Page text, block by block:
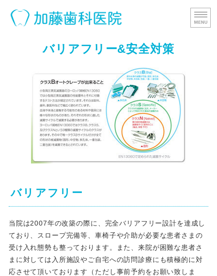
バリアフリー＆安全対策
スタッフ紹介
バリアフリー&安全対策
バリアフリー
当院は2007年の改築の際に、完全バリアフリー設計を達成し
ており、スロープ完備等、車椅子や介助が必要な患者さまの
受け入れ態勢も整っております。また、来院が困難な患者さ
まに対しては入所施設やご自宅への訪問診療にも積極的に対
応させて頂いております（ただし事前予約をお願い致しま